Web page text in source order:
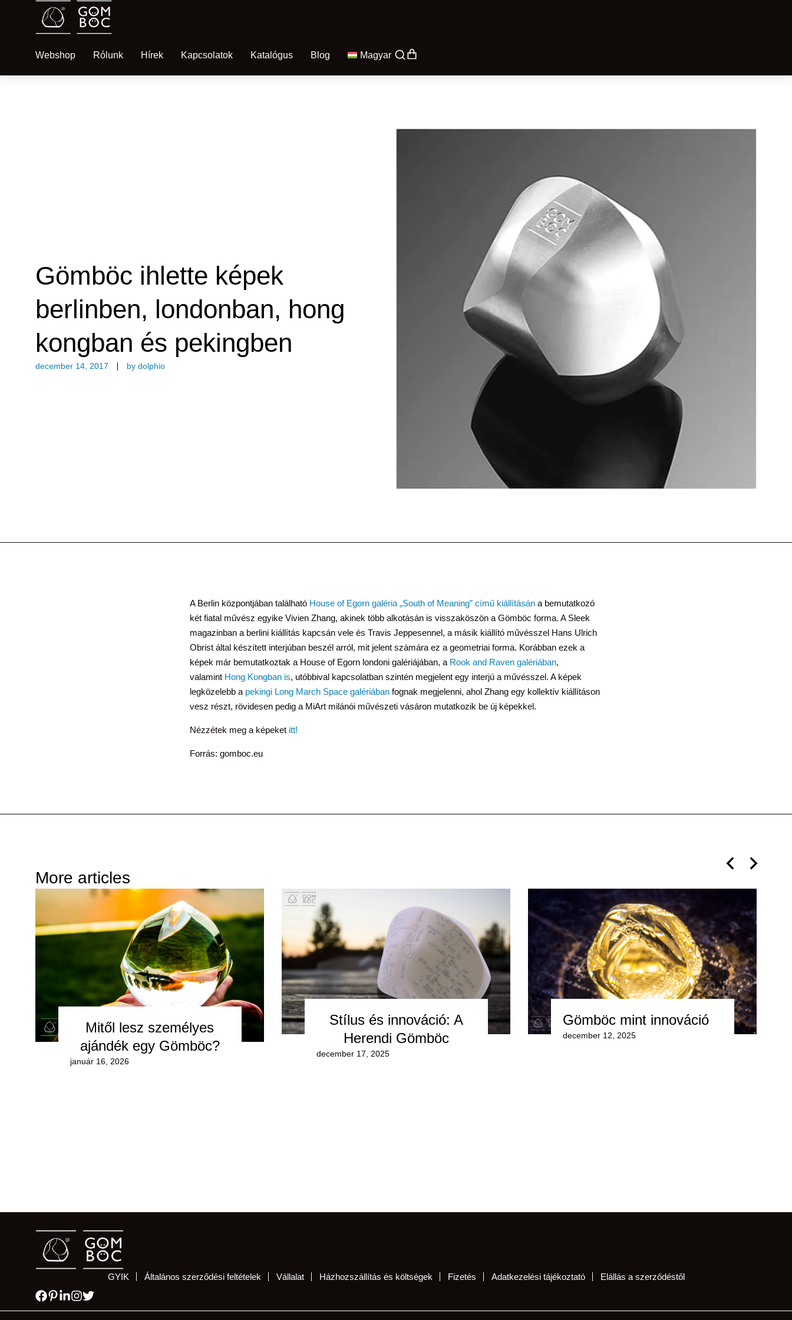
Webshop Rólunk Hírek Kapcsolatok Katalógus Blog Magyar
Gömböc ihlette képek
berlinben, londonban, hong
kongban és pekingben
december 14, 2017 by dolphio
A Berlin központjában található House of Egorn galéria „South of Meaning” című kiállításán a bemutatkozó
két fiatal művész egyike Vivien Zhang, akinek több alkotásán is visszaköszön a Gömböc forma. A Sleek
magazinban a berlini kiállítás kapcsán vele és Travis Jeppesennel, a másik kiállító művésszel Hans Ulrich
Obrist által készített interjúban beszél arról, mit jelent számára ez a geometriai forma. Korábban ezek a
képek már bemutatkoztak a House of Egorn londoni galériájában, a Rook and Raven galériában,
valamint Hong Kongban is, utóbbival kapcsolatban szintén megjelent egy interjú a művésszel. A képek
legközelebb a pekingi Long March Space galériában fognak megjelenni, ahol Zhang egy kollektív kiállításon
vesz részt, rövidesen pedig a MiArt milánói művészeti vásáron mutatkozik be új képekkel.
Nézzétek meg a képeket itt!
Forrás: gomboc.eu
More articles
Mitől lesz személyes
ajándék egy Gömböc?
január 16, 2026
Stílus és innováció: A
Herendi Gömböc
december 17, 2025
Gömböc mint innováció
december 12, 2025
GYIK Általános szerződési feltételek Vállalat Házhozszállítás és költségek Fizetés Adatkezelési tájékoztató Elállás a szerződéstől